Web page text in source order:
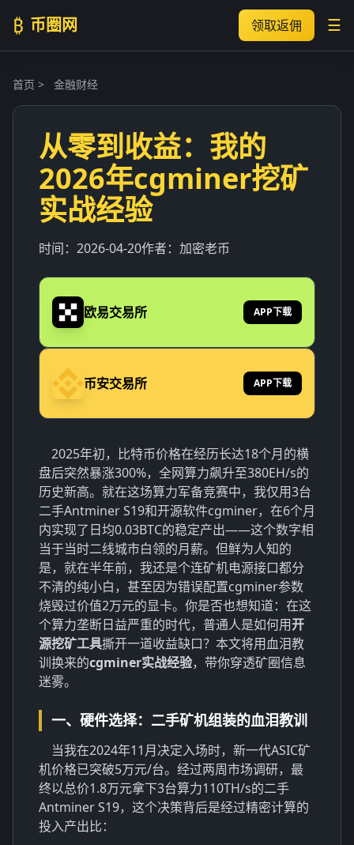
₿ 币圈网 领取返佣 ☰
首页 > 金融财经
从零到收益：我的
2026年cgminer挖矿
实战经验
时间： 2026-04-20作者： 加密老币
欧易交易所 APP下载
币安交易所 APP下载
2025年初，比特币价格在经历长达18个月的横
盘后突然暴涨300%，全网算力飙升至380EH/s的
历史新高。就在这场算力军备竞赛中，我仅用3台
二手Antminer S19和开源软件cgminer，在6个月
内实现了日均0.03BTC的稳定产出——这个数字相
当于当时二线城市白领的月薪。但鲜为人知的
是，就在半年前，我还是个连矿机电源接口都分
不清的纯小白，甚至因为错误配置cgminer参数
烧毁过价值2万元的显卡。你是否也想知道：在这
个算力垄断日益严重的时代，普通人是如何用开
源挖矿工具撕开一道收益缺口？本文将用血泪教
训换来的cgminer实战经验，带你穿透矿圈信息
迷雾。
一、硬件选择：二手矿机组装的血泪教训
当我在2024年11月决定入场时，新一代ASIC矿
机价格已突破5万元/台。经过两周市场调研，最
终以总价1.8万元拿下3台算力110TH/s的二手
Antminer S19，这个决策背后是经过精密计算的
投入产出比：